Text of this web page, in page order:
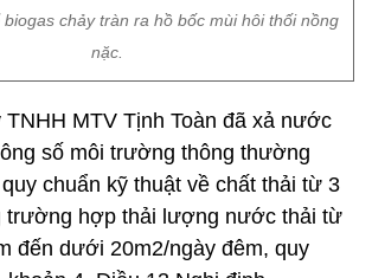
chảy tràn ra hồ bốc mùi hôi thối nồng
nặc.
MTV Tịnh Toàn đã xả nước
số môi trường thông thường
chuẩn kỹ thuật về chất thải từ 3
trường hợp thải lượng nước thải từ
đến dưới 20m2/ngày đêm, quy